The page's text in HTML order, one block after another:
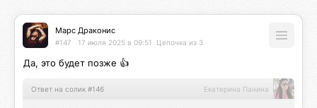
Марс Драконис
#147 17 июля 2025 в 09:51 Цепочка из 3
Да, это будет позже 👍
Ответ на солик #146 Екатерина Панина